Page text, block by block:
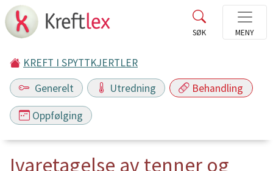
KREFT I SPYTTKJERTLER
Generelt
Utredning Behandling
Oppfølging
Ivaretagelse av tenner og